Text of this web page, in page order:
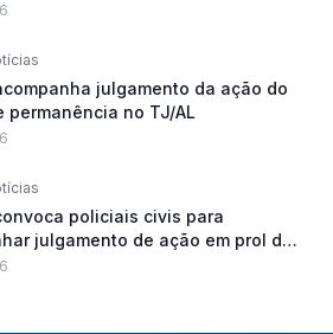
julgamento da ação do
permanência no TJ/AL
policiais civis para
julgamento de ação em prol do
de 100% do abono de